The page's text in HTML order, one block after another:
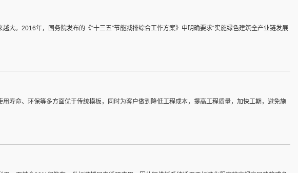
。2016年，国务院发布的《“十三五”节能减排综合工作方案》中明确要求“实施绿色建筑全产业链发展
寿命、环保等多方面优于传统模板，同时为客户做到降低工程成本，提高工程质量，加快工期，避免施